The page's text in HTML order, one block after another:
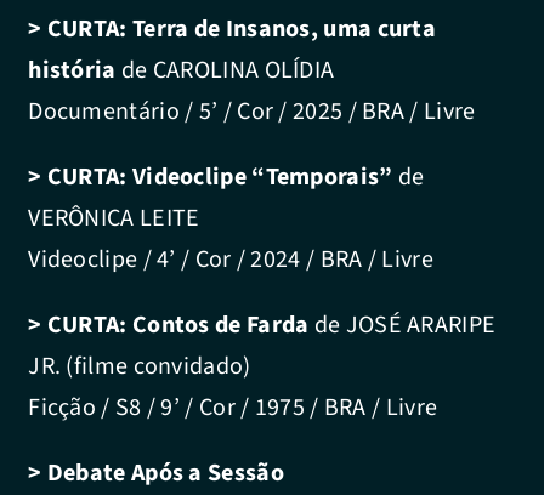
> CURTA: Terra de Insanos, uma curta
história de CAROLINA OLÍDIA
Documentário / 5’ / Cor / 2025 / BRA / Livre
> CURTA: Videoclipe “Temporais” de
VERÔNICA LEITE
Videoclipe / 4’ / Cor / 2024 / BRA / Livre
> CURTA: Contos de Farda de JOSÉ ARARIPE
JR. (filme convidado)
Ficção / S8 / 9’ / Cor / 1975 / BRA / Livre
> Debate Após a Sessão